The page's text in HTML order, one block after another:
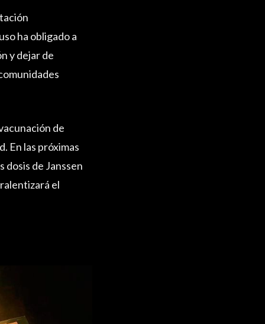
ha obligado a
y dejar de
de
En las próximas
dosis de Janssen
el